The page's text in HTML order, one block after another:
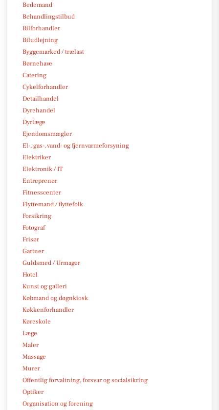
Bedemand
Behandlingstilbud
Bilforhandler
Biludlejning
Byggemarked / trælast
Børnehave
Catering
Cykelforhandler
Detailhandel
Dyrehandel
Dyrlæge
Ejendomsmægler
El-, gas-, vand- og fjernvarmeforsyning
Elektriker
Elektronik / IT
Entreprenør
Fitnesscenter
Flyttemand / flyttefolk
Forsikring
Fotograf
Frisør
Gartner
Guldsmed / Urmager
Hotel
Kunst og galleri
Købmand og døgnkiosk
Køkkenforhandler
Køreskole
Læge
Maler
Massage
Murer
Offentlig forvaltning, forsvar og socialsikring
Optiker
Organisation og forening